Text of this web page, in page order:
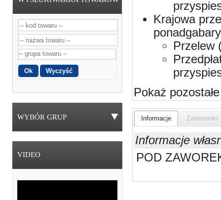
WYBÓR GRUP
VIDEO
Krajowa
Przelew
Pokaż pozostałe
Informacje Zamienniki
Informacje
POD